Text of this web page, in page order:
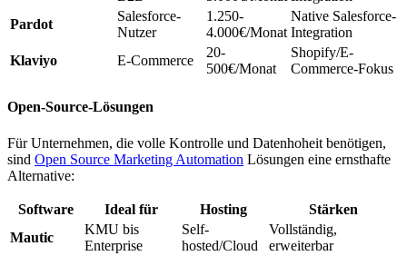
Pardot
Salesforce-
Nutzer
1.250-
4.000€/Monat
Native Salesforce-
Integration
Klaviyo
E-Commerce
20-
500€/Monat
Shopify/E-
Commerce-Fokus
Open-Source-Lösungen
Für Unternehmen, die volle Kontrolle und Datenhoheit benötigen,
sind Open Source Marketing Automation Lösungen eine ernsthafte
Alternative:
Software Ideal für Hosting
Stärken
Mautic
KMU bis
Enterprise
Self-
hosted/Cloud
Vollständig,
erweiterbar